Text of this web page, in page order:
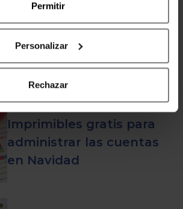
Permitir
Personalizar
Rechazar
Plantillas gratis para
retos de ahorro
Imprimibles gratis para
administrar las cuentas
en Navidad